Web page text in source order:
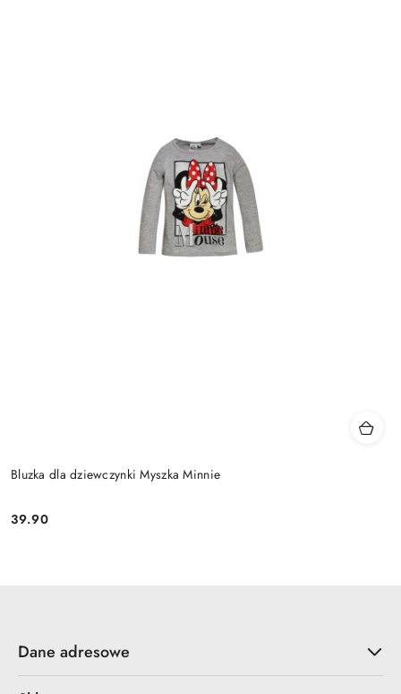
Bluzka dla dziewczynki Myszka Minnie
Cena:
39.90
Dane adresowe